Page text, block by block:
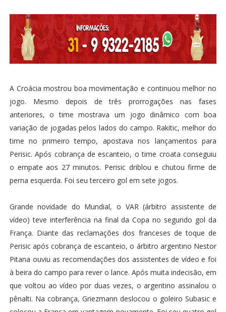
A Croácia mostrou boa movimentação e continuou melhor no
jogo. Mesmo depois de três prorrogações nas fases
anteriores, o time mostrava um jogo dinâmico com boa
variação de jogadas pelos lados do campo. Rakitic, melhor do
time no primeiro tempo, apostava nos lançamentos para
Perisic. Após cobrança de escanteio, o time croata conseguiu
o empate aos 27 minutos. Perisic driblou e chutou firme de
perna esquerda. Foi seu terceiro gol em sete jogos.
Grande novidade do Mundial, o VAR (árbitro assistente de
vídeo) teve interferência na final da Copa no segundo gol da
França. Diante das reclamações dos franceses de toque de
Perisic após cobrança de escanteio, o árbitro argentino Nestor
Pitana ouviu as recomendações dos assistentes de vídeo e foi
à beira do campo para rever o lance. Após muita indecisão, em
que voltou ao vídeo por duas vezes, o argentino assinalou o
pênalti. Na cobrança, Griezmann deslocou o goleiro Subasic e